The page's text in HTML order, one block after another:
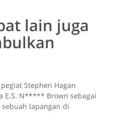
lain juga
Stephen Hagan
E.S. N***** Brown sebagai
lapangan di